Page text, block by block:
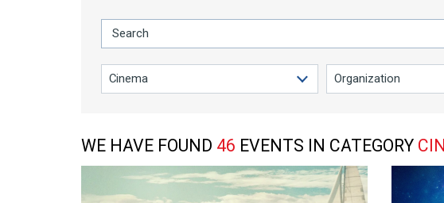
WE HAVE FOUND 46 EVENTS IN CATEGORY